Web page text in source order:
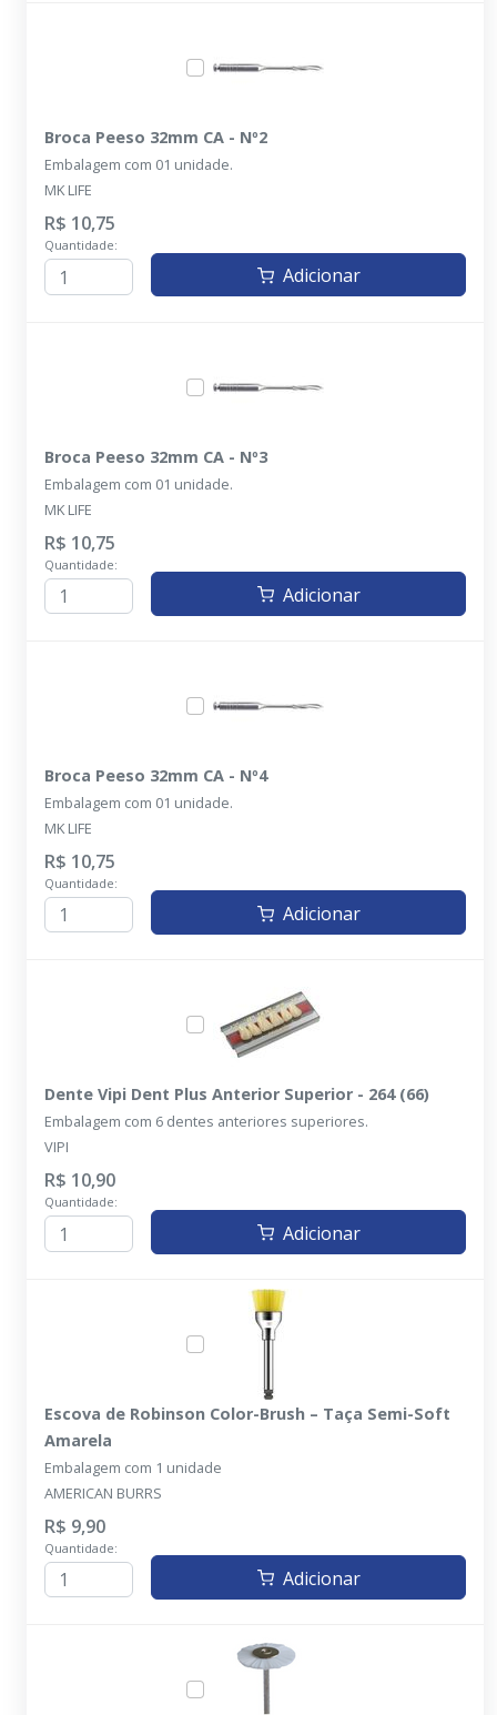
Broca Peeso 32mm CA - Nº2
Embalagem com 01 unidade.
MK LIFE
R$ 10,75
Quantidade:
Adicionar
Broca Peeso 32mm CA - Nº3
Embalagem com 01 unidade.
MK LIFE
R$ 10,75
Quantidade:
Adicionar
Broca Peeso 32mm CA - Nº4
Embalagem com 01 unidade.
MK LIFE
R$ 10,75
Quantidade:
Adicionar
Dente Vipi Dent Plus Anterior Superior - 264 (66)
Embalagem com 6 dentes anteriores superiores.
VIPI
R$ 10,90
Quantidade:
Adicionar
Escova de Robinson Color-Brush – Taça Semi-Soft
Amarela
Embalagem com 1 unidade
AMERICAN BURRS
R$ 9,90
Quantidade:
Adicionar